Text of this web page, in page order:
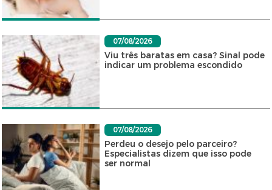
07/08/2026
Viu três baratas em casa? Sinal pode
indicar um problema escondido
07/08/2026
Perdeu o desejo pelo parceiro?
Especialistas dizem que isso pode
ser normal